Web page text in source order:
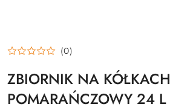
(0)
ZBIORNIK NA KÓŁKACH
POMARAŃCZOWY 24 L